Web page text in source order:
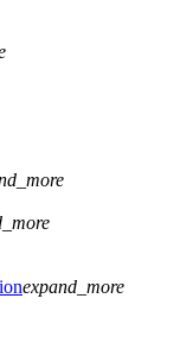
expand_more